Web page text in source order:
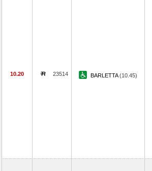
10.20 23514 BARLETTA(10.45)